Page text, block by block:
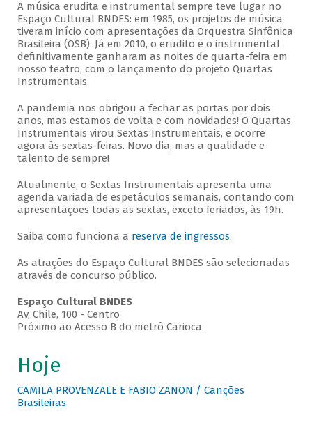
A música erudita e instrumental sempre teve lugar no
Espaço Cultural BNDES: em 1985, os projetos de música
tiveram início com apresentações da Orquestra Sinfônica
Brasileira (OSB). Já em 2010, o erudito e o instrumental
definitivamente ganharam as noites de quarta-feira em
nosso teatro, com o lançamento do projeto Quartas
Instrumentais.
A pandemia nos obrigou a fechar as portas por dois
anos, mas estamos de volta e com novidades! O Quartas
Instrumentais virou Sextas Instrumentais, e ocorre
agora às sextas-feiras. Novo dia, mas a qualidade e
talento de sempre!
Atualmente, o Sextas Instrumentais apresenta uma
agenda variada de espetáculos semanais, contando com
apresentações todas as sextas, exceto feriados, às 19h.
Saiba como funciona a reserva de ingressos.
As atrações do Espaço Cultural BNDES são selecionadas
através de concurso público.
Espaço Cultural BNDES
Av, Chile, 100 - Centro
Próximo ao Acesso B do metrô Carioca
Hoje
CAMILA PROVENZALE E FABIO ZANON / Canções
Brasileiras